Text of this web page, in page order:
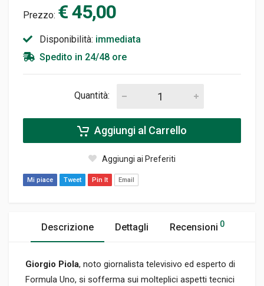
Prezzo: € 45,00
Disponibilità: immediata
Spedito in 24/48 ore
Quantità:
Aggiungi al Carrello
Aggiungi ai Preferiti
Mi piace Tweet Pin It Email
Descrizione Dettagli Recensioni 0
Giorgio Piola, noto giornalista televisivo ed esperto di
Formula Uno, si sofferma sui molteplici aspetti tecnici